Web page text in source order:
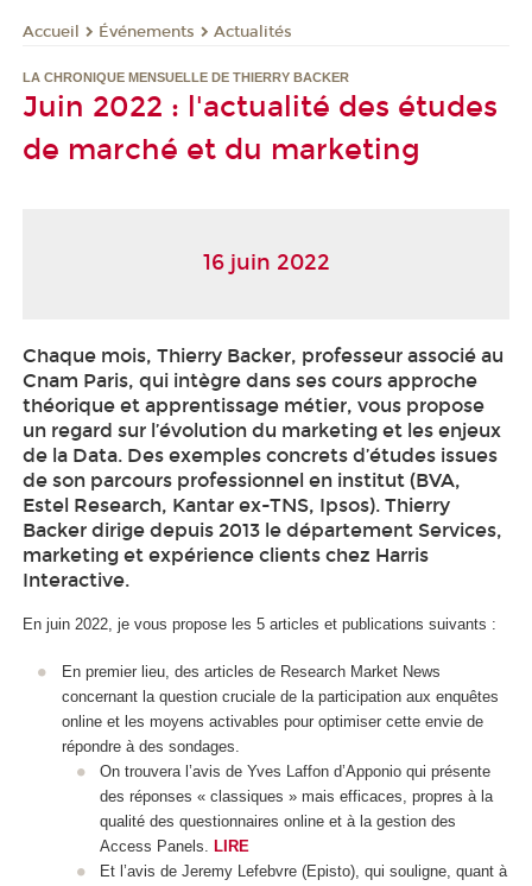
Accueil Événements Actualités
LA CHRONIQUE MENSUELLE DE THIERRY BACKER
Juin 2022 : l'actualité des études
de marché et du marketing
16 juin 2022
Chaque mois, Thierry Backer, professeur associé au
Cnam Paris, qui intègre dans ses cours approche
théorique et apprentissage métier, vous propose
un regard sur l’évolution du marketing et les enjeux
de la Data. Des exemples concrets d’études issues
de son parcours professionnel en institut (BVA,
Estel Research, Kantar ex-TNS, Ipsos). Thierry
Backer dirige depuis 2013 le département Services,
marketing et expérience clients chez Harris
Interactive.
En juin 2022, je vous propose les 5 articles et publications suivants :
En premier lieu, des articles de Research Market News
concernant la question cruciale de la participation aux enquêtes
online et les moyens activables pour optimiser cette envie de
répondre à des sondages.
On trouvera l’avis de Yves Laffon d’Apponio qui présente
des réponses « classiques » mais efficaces, propres à la
qualité des questionnaires online et à la gestion des
Access Panels. LIRE
Et l’avis de Jeremy Lefebvre (Episto), qui souligne, quant à